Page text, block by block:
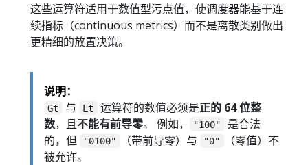
这些运算符适用于数值型污点值，使调度器能基于连
续指标（continuous metrics）而不是离散类别做出
更精细的放置决策。
说明：
Gt 与 Lt 运算符的数值必须是正的 64 位整
数，且不能有前导零。 例如， "100"
是合法
的，但
"0100" （带前导零）与 "0"
（零值）不
被允许。